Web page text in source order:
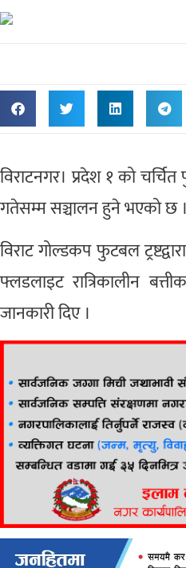
विराटनगर। प्रदेश १ को
गतेसम्म सञ्चालन हुने भएको छ ।
विराट गोल्डकप फुटबल
फ्लडलाइट रात्रिकालीन
जानकारी दिए ।